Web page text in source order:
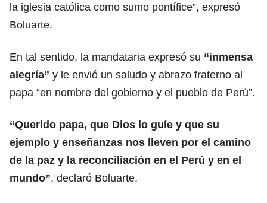
la iglesia católica como sumo pontífice”, expresó
Boluarte.
En tal sentido, la mandataria expresó su “inmensa
alegría” y le envió un saludo y abrazo fraterno al
papa “en nombre del gobierno y el pueblo de Perú”.
“Querido papa, que Dios lo guíe y que su
ejemplo y enseñanzas nos lleven por el camino
de la paz y la reconciliación en el Perú y en el
mundo”, declaró Boluarte.